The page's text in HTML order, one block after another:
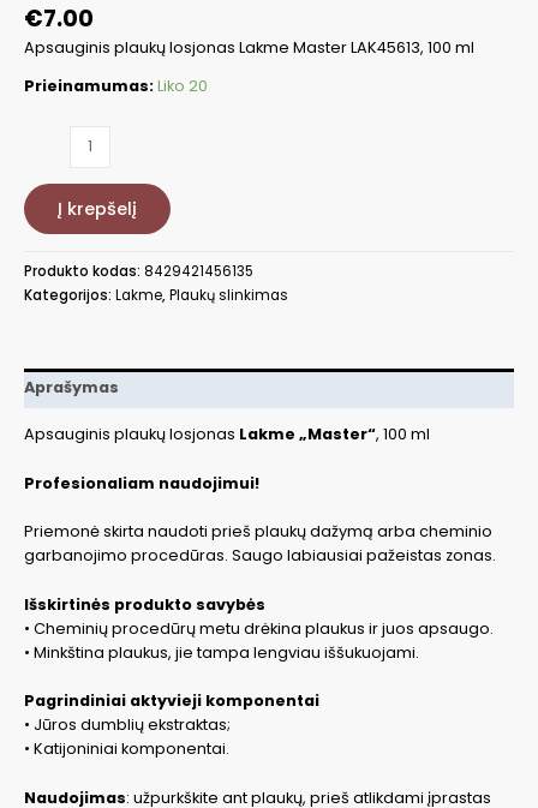
€7.00
Apsauginis plaukų losjonas Lakme Master LAK45613, 100 ml
Prieinamumas:Liko 20
produkto
Apsauginis
galvos.
losjonas
LAK45613
Į krepšelį
Produkto kodas: 8429421456135
Kategorijos: Lakme,Plaukų slinkimas
Aprašymas
Apsauginis plaukų losjonas Lakme „Master“, 100 ml
Profesionaliam naudojimui!
Priemonė skirta naudoti prieš plaukų dažymą arba cheminio
garbanojimo procedūras. Saugo labiausiai pažeistas zonas.
Išskirtinės produkto savybės
• Cheminių procedūrų metu drėkina plaukus ir juos apsaugo.
• Minkština plaukus, jie tampa lengviau iššukuojami.
Pagrindiniai aktyvieji komponentai
• Jūros dumblių ekstraktas;
• Katijoniniai komponentai.
Naudojimas: užpurkškite ant plaukų, prieš atlikdami įprastas